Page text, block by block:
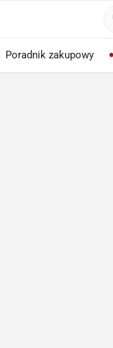
Poradnik zakupowy